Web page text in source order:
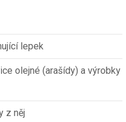
lepek
olejné (arašídy) a výrobky
z něj